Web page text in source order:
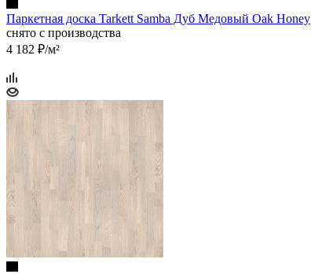
Паркетная доска Tarkett Samba Дуб Медовый Oak Honey
снято с производства
4 182 ₽/м²